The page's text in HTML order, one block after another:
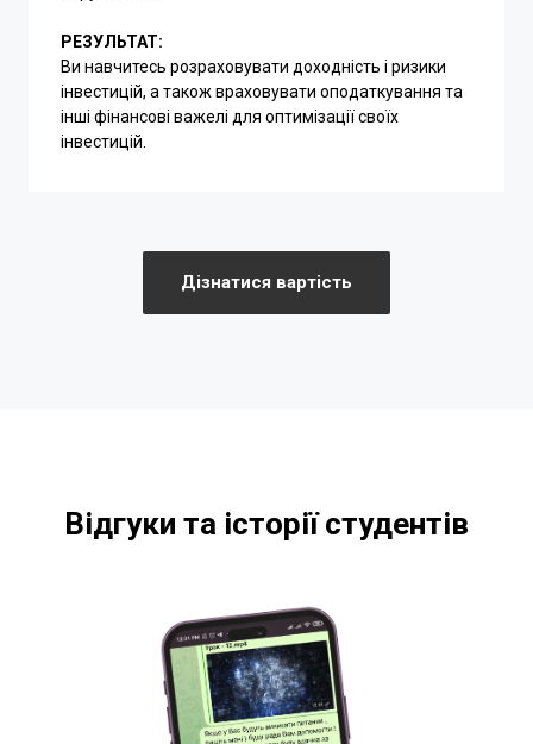
РЕЗУЛЬТАТ:
Ви навчитесь розраховувати доходність і ризики
інвестицій, а також враховувати оподаткування та
інші фінансові важелі для оптимізації своїх
інвестицій.
Дізнатися вартість
Відгуки та історії студентів